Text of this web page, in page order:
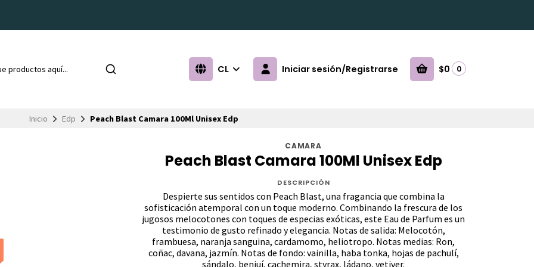
CL Iniciar sesión/Registrarse $0 0
Inicio Edp Peach Blast Camara 100Ml Unisex Edp
CAMARA
Peach Blast Camara 100Ml Unisex Edp
DESCRIPCIÓN
Despierte sus sentidos con Peach Blast, una fragancia que combina la
sofisticación atemporal con un toque moderno. Combinando la frescura de los
jugosos melocotones con toques de especias exóticas, este Eau de Parfum es un
testimonio de gusto refinado y elegancia. Notas de salida: Melocotón,
frambuesa, naranja sanguina, cardamomo, heliotropo. Notas medias: Ron,
coñac, davana, jazmín. Notas de fondo: vainilla, haba tonka, hojas de pachulí,
sándalo, benjuí, cachemira, styrax, ládano, vetiver.